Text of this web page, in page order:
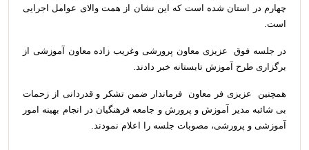
چهارم در استان شده است که این نشان از همت والای عوامل اجرایی
است.
در جلسه فوق عزیزی معاون پرورشی وغریب زاده معاون آموزشی از
برگزاری طرح آموزش تابستانه خبر دادند.
همچنین عزیزی فر معا‌ون فرماندار ضمن تشکر و قدردانی از زحمات
بی شائبه مدیر آموزش و پرورش و جامعه فرهنگیان در انجام بهینه امور
آموزشی و پرورشی، مصوبات جلسه را اعلام نمودند.